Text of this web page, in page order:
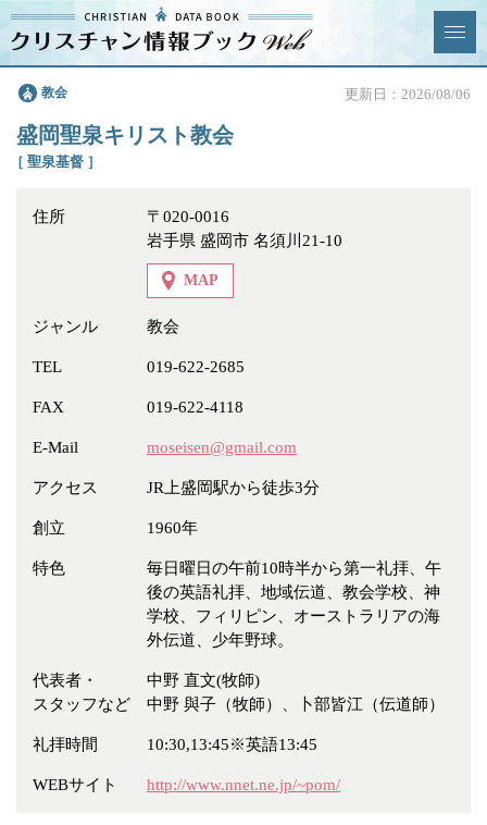
クリスチャン
情報ブックとは
News & Topics
よくあるご質問
教会
特別集会奉仕者 医療・福祉
冠婚葬祭 各種団体
教団教派
お店・企業・その他
教会 更新日：2026/08/06
盛岡聖泉キリスト教会
［ 聖泉基督 ］
住所
〒020-0016
岩手県 盛岡市 名須川21-10
MAP
ジャンル 教会
TEL 019-622-2685
FAX 019-622-4118
E-Mail moseisen@gmail.com
アクセス JR上盛岡駅から徒歩3分
創立 1960年
特色
毎日曜日の午前10時半から第一礼拝、午
後の英語礼拝、地域伝道、教会学校、神
学校、フィリピン、オーストラリアの海
外伝道、少年野球。
代表者・
スタッフなど
中野 直文(牧師)
中野 與子（牧師）、卜部皆江（伝道師）
礼拝時間 10:30,13:45※英語13:45
WEBサイト http://www.nnet.ne.jp/~pom/